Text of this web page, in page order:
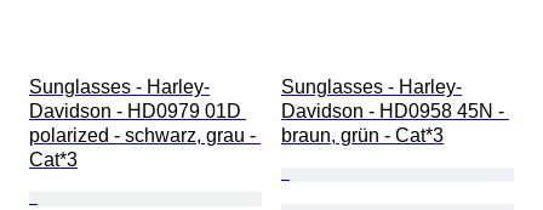
Sunglasses - Harley-
Davidson - HD0979 01D
polarized - schwarz, grau -
Cat*3
Sunglasses - Harley-
Davidson - HD0958 45N -
braun, grün - Cat*3